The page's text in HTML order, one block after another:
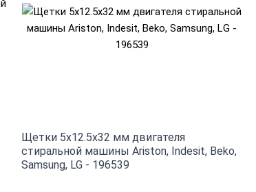
Щетки 5x12.5x32 мм двигателя
стиральной машины Ariston, Indesit, Beko,
Samsung, LG - 196539